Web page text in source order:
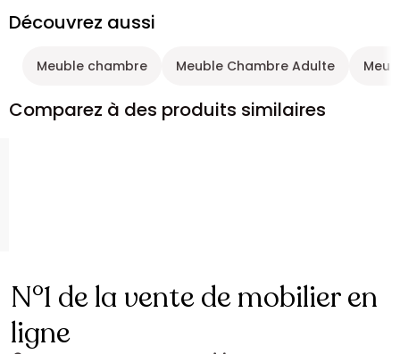
Découvrez aussi
Meuble chambre Meuble Chambre Adulte
Comparez à des produits similaires
N°1 de la vente de mobilier en
ligne